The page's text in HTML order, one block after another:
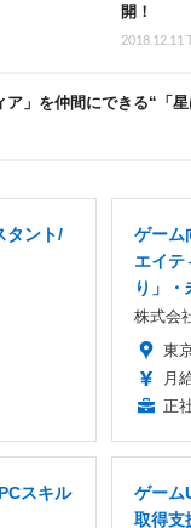
開！
2018.12.11
ア」を仲間にできる“「
タント/
ゲーム
エイテ
り」
株式会
東
月
正
スキル
ゲーム
取得支